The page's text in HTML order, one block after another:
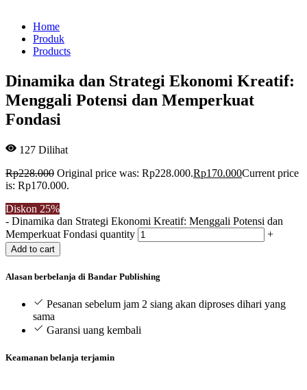
Home
Produk
Products
Dinamika dan Strategi Ekonomi Kreatif:
Menggali Potensi dan Memperkuat
Fondasi
127 Dilihat
Rp228.000 Original price was: Rp228.000.Rp170.000Current price
is: Rp170.000.
Diskon 25%
- Dinamika dan Strategi Ekonomi Kreatif: Menggali Potensi dan
Memperkuat Fondasi quantity
+
Add to cart
Alasan berbelanja di Bandar Publishing
Pesanan sebelum jam 2 siang akan diproses dihari yang
sama
Garansi uang kembali
Keamanan belanja terjamin